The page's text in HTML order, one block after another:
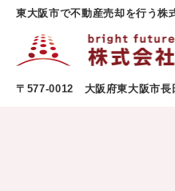
〒577-0012 大阪府東大阪市長